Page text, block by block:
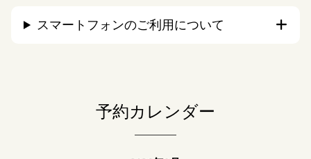
スマートフォンのご利用について
予約カレンダー